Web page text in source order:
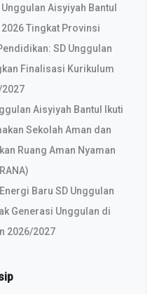
Aisyiyah Bantul
Tingkat Provinsi
SD Unggulan
Finalisasi Kurikulum
Aisyiyah Bantul Ikuti
Sekolah Aman dan
Ruang Aman Nyaman
Baru SD Unggulan
Generasi Unggulan di
2026/2027